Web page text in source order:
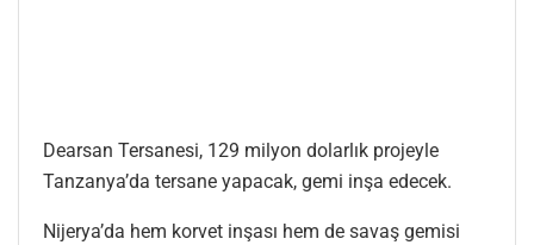
Dearsan Tersanesi, 129 milyon dolarlık projeyle
Tanzanya’da tersane yapacak, gemi inşa edecek.
Nijerya’da hem korvet inşası hem de savaş gemisi